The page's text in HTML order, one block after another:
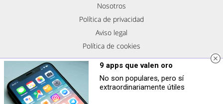
Nosotros
Política de privacidad
Aviso legal
Política de cookies
Síguenos
9 apps que valen oro
No son populares, pero sí
extraordinariamente útiles